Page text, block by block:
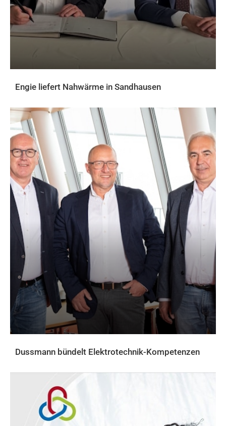
Engie liefert Nahwärme in Sandhausen
Dussmann bündelt Elektrotechnik-Kompetenzen